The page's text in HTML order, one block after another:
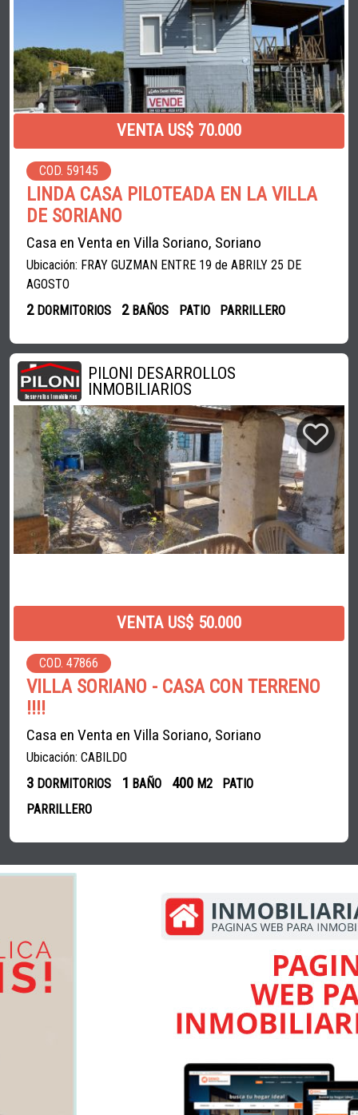
VENTA US$ 70.000
COD. 59145
LINDA CASA PILOTEADA EN LA VILLA
DE SORIANO
Casa en Venta en Villa Soriano, Soriano
Ubicación: FRAY GUZMAN ENTRE 19 de ABRILY 25 DE
AGOSTO
2DORMITORIOS 2BAÑOS PATIO PARRILLERO
PILONI DESARROLLOS
INMOBILIARIOS
VENTA US$ 50.000
COD. 47866
VILLA SORIANO - CASA CON TERRENO
!!!!
Casa en Venta en Villa Soriano, Soriano
Ubicación: CABILDO
3 DORMITORIOS 1 BAÑO 400 M2
PATIO
PARRILLERO